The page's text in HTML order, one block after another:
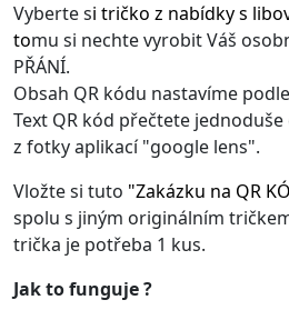
Vyberte si tričko z nabídky s
tomu si nechte vyrobit Váš
PŘÁNÍ.
Obsah QR kódu nastavíme
Text QR kód přečtete
z fotky aplikací "google lens".
Vložte si tuto "Zakázku na QR
spolu s jiným originálním
trička je potřeba 1 kus.
Jak to funguje ?